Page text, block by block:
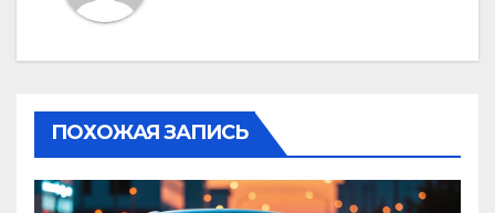
ПОХОЖАЯ ЗАПИСЬ